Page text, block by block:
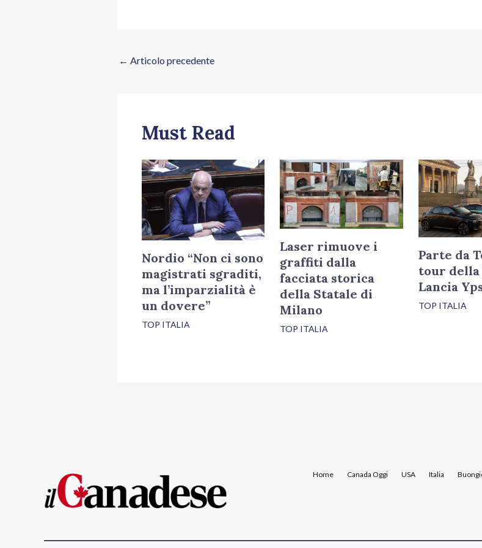
← Articolo precedente
Must Read
Nordio “Non ci sono
magistrati sgraditi,
ma l’imparzialità è
un dovere”
TOP ITALIA
Laser rimuove i
graffiti dalla
facciata storica
della Statale di
Milano
TOP ITALIA
Parte da
tour della
Lancia
TOP ITALIA
Home Canada Oggi USA Italia